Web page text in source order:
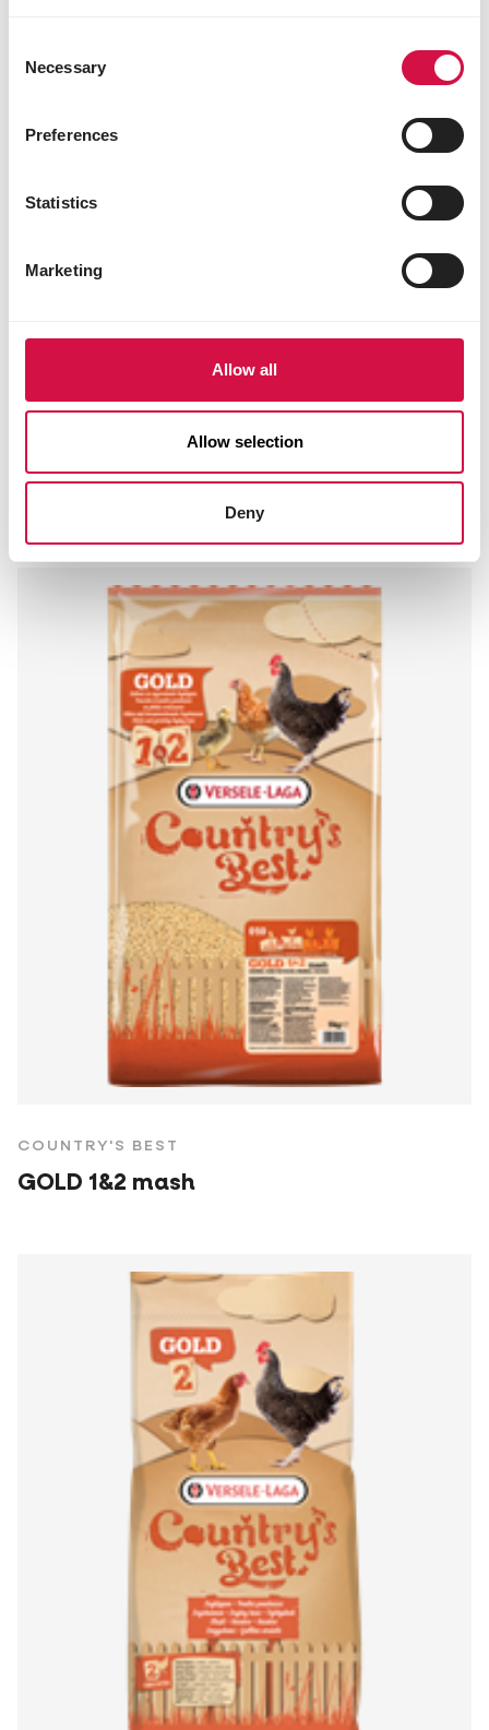
Selection
Necessary
Preferences
Statistics
Marketing
Allow all
Allow selection
Deny
3b603 zink (zinkoxide) 70 mg
Zoötechnische toevoegingsmiddelen
Technologische toevoegingsmiddelen
1a330 citroenzuur 5 mg
Coccidiostatica en histomonostatica
51775 Diclazuril 0,5 g/100 g (Coxiril) 1 mg
Andere bezoekers bekeken ook:
COUNTRY'S BEST
GOLD 1&2 mash